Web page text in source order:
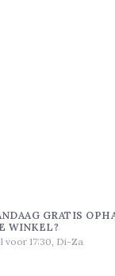
GRATIS
WINKEL?
voor 17:30, Di-Za